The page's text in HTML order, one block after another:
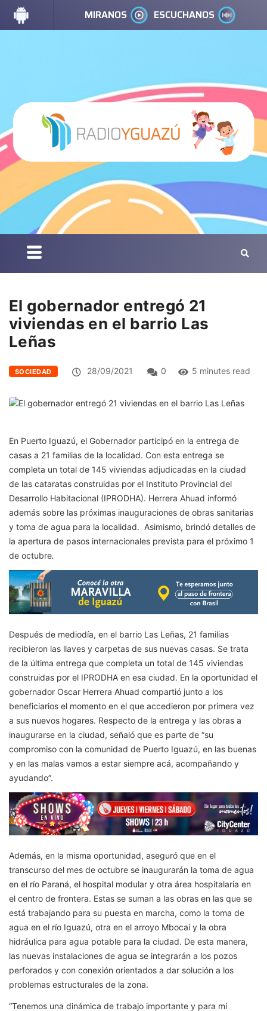
MIRANOS ESCUCHANOS
El gobernador entregó 21
viviendas en el barrio Las
Leñas
SOCIEDAD 28/09/2021 0 5 minutes read
En Puerto Iguazú, el Gobernador participó en la entrega de
casas a 21 familias de la localidad. Con esta entrega se
completa un total de 145 viviendas adjudicadas en la ciudad
de las cataratas construidas por el Instituto Provincial del
Desarrollo Habitacional (IPRODHA). Herrera Ahuad informó
además sobre las próximas inauguraciones de obras sanitarias
y toma de agua para la localidad. Asimismo, brindó detalles de
la apertura de pasos internacionales prevista para el próximo 1
de octubre.
Después de mediodía, en el barrio Las Leñas, 21 familias
recibieron las llaves y carpetas de sus nuevas casas. Se trata
de la última entrega que completa un total de 145 viviendas
construidas por el IPRODHA en esa ciudad. En la oportunidad el
gobernador Oscar Herrera Ahuad compartió junto a los
beneficiarios el momento en el que accedieron por primera vez
a sus nuevos hogares. Respecto de la entrega y las obras a
inaugurarse en la ciudad, señaló que es parte de “su
compromiso con la comunidad de Puerto Iguazú, en las buenas
y en las malas vamos a estar siempre acá, acompañando y
ayudando”.
Además, en la misma oportunidad, aseguró que en el
transcurso del mes de octubre se inaugurarán la toma de agua
en el río Paraná, el hospital modular y otra área hospitalaria en
el centro de frontera. Estas se suman a las obras en las que se
está trabajando para su puesta en marcha, como la toma de
agua en el río Iguazú, otra en el arroyo Mbocaí y la obra
hidráulica para agua potable para la ciudad. De esta manera,
las nuevas instalaciones de agua se integrarán a los pozos
perforados y con conexión orientados a dar solución a los
problemas estructurales de la zona.
“Tenemos una dinámica de trabajo importante y para mí